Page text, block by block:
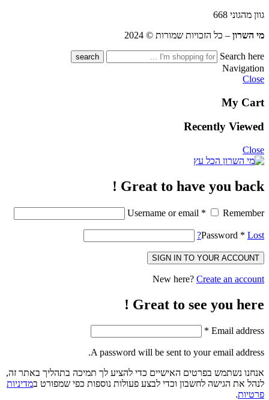
גוון מהגוני 668
מי השרון – כל הזכויות שמורות © 2024
Search here
Navigation
Close
My Cart
Recently Viewed
Close
Great to have you back !
Username or email * Remember
Password * Lost?
SIGN IN TO YOUR ACCOUNT
New here? Create an account
Great to see you here !
Email address
*
A password will be sent to your email address.
אנחנו נשתמש בפרטים האישיים כדי להציע לך תמיכה בתהליך באתר זה,
לנהל את הגישה לחשבון וכדי לבצע פעולות נוספות כפי שמפורט במדיניות
פרטיות.